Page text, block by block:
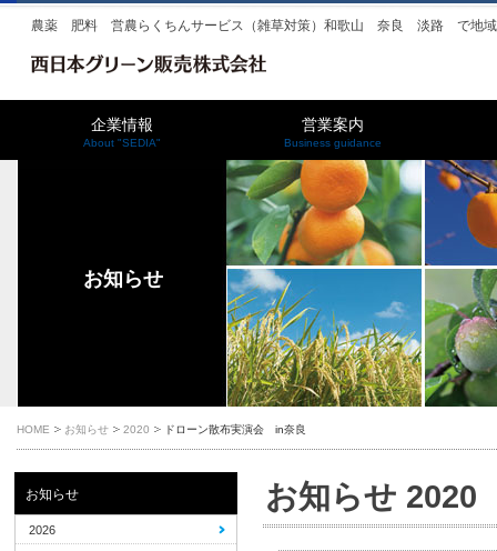
農薬 肥料 営農らくちんサービス（雑草対策）和歌山 奈良 淡路 で地
企業情報
About "SEDIA"
営業案内
Business guidance
お知らせ
HOME お知らせ 2020 ドローン散布実演会 in奈良
お知らせ 2020
お知らせ
2026